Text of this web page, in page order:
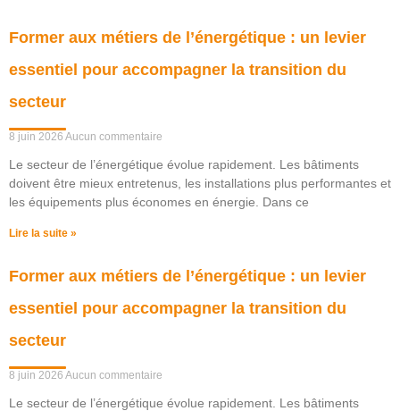
Former aux métiers de l’énergétique : un levier
essentiel pour accompagner la transition du
secteur
8 juin 2026 Aucun commentaire
Le secteur de l’énergétique évolue rapidement. Les bâtiments
doivent être mieux entretenus, les installations plus performantes et
les équipements plus économes en énergie. Dans ce
Lire la suite »
Former aux métiers de l’énergétique : un levier
essentiel pour accompagner la transition du
secteur
8 juin 2026 Aucun commentaire
Le secteur de l’énergétique évolue rapidement. Les bâtiments